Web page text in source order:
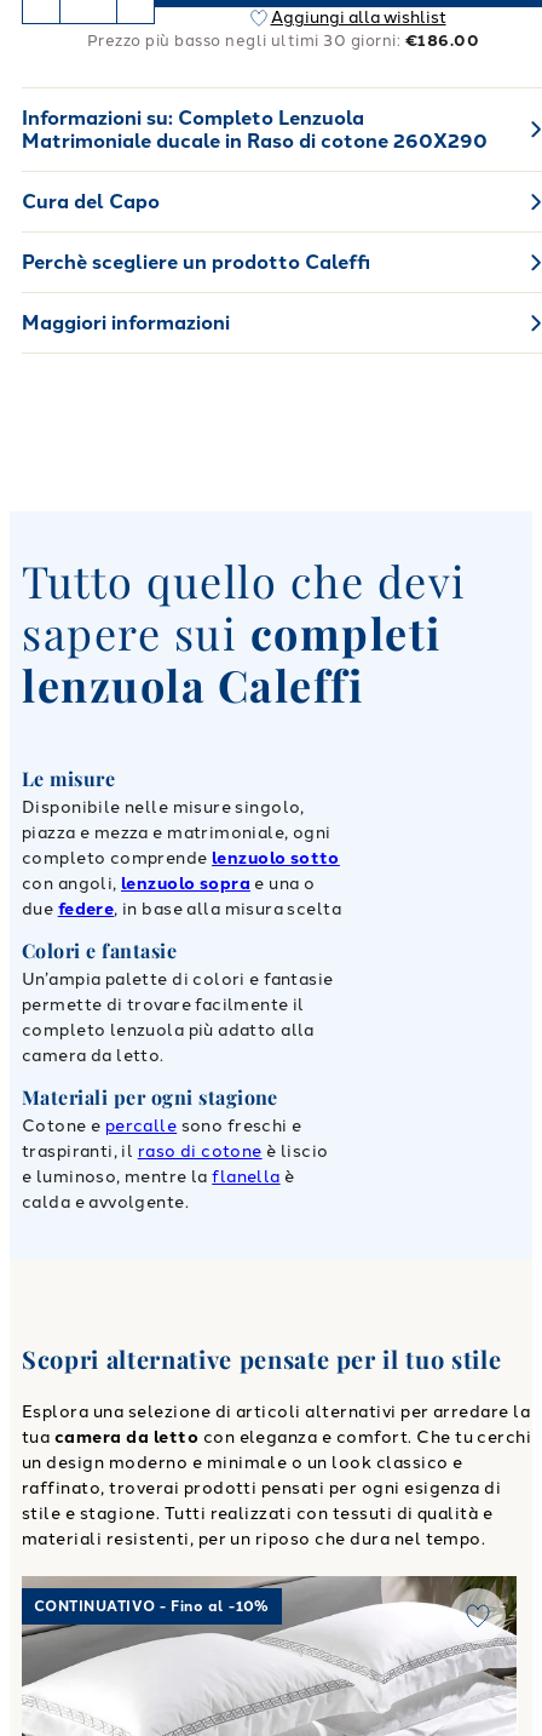
Aggiungi alla wishlist
Prezzo più basso negli ultimi 30 giorni: €186.00
Informazioni su: Completo Lenzuola
Matrimoniale ducale in Raso di cotone 260X290
Cura del Capo
Perchè scegliere un prodotto Caleffi
Maggiori informazioni
Tutto quello che devi
sapere sui completi
lenzuola Caleffi
Le misure
Disponibile nelle misure singolo,
piazza e mezza e matrimoniale, ogni
completo comprende lenzuolo sotto
con angoli, lenzuolo sopra e una o
due federe, in base alla misura scelta
Colori e fantasie
Un’ampia palette di colori e fantasie
permette di trovare facilmente il
completo lenzuola più adatto alla
camera da letto.
Materiali per ogni stagione
Cotone e percalle sono freschi e
traspiranti, il raso di cotone è liscio
e luminoso, mentre laflanella è
calda e avvolgente.
Scopri alternative pensate per il tuo stile
Esplora una selezione di articoli alternativi per arredare la
tua camera da letto con eleganza e comfort. Che tu cerchi
un design moderno e minimale o un look classico e
raffinato, troverai prodotti pensati per ogni esigenza di
stile e stagione. Tutti realizzati con tessuti di qualità e
materiali resistenti, per un riposo che dura nel tempo.
Link to "Completo Lenzuola Matrimoniale luxor in Raso di
CONTINUATIVO - Fino al -10%